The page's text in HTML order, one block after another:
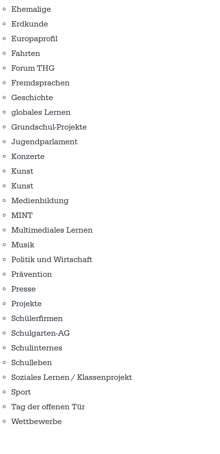
Ehemalige
Erdkunde
Europaprofil
Fahrten
Forum THG
Fremdsprachen
Geschichte
globales Lernen
Grundschul-Projekte
Jugendparlament
Konzerte
Kunst
Kunst
Medienbildung
MINT
Multimediales Lernen
Musik
Politik und Wirtschaft
Prävention
Presse
Projekte
Schülerfirmen
Schulgarten-AG
Schulinternes
Schulleben
Soziales Lernen / Klassenprojekt
Sport
Tag der offenen Tür
Wettbewerbe